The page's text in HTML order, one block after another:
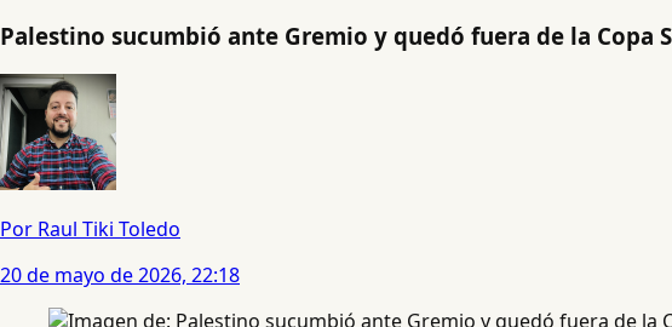
Palestino sucumbió ante Gremio y quedó fuera de la Copa
Por Raul Tiki Toledo
20 de mayo de 2026, 22:18